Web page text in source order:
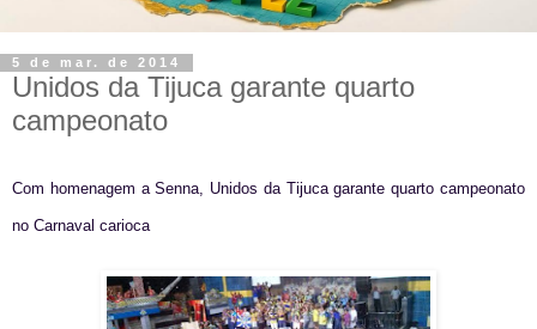
5 de mar. de 2014
Unidos da Tijuca garante quarto
campeonato
Com homenagem a Senna, Unidos da Tijuca garante quarto campeonato
no Carnaval carioca